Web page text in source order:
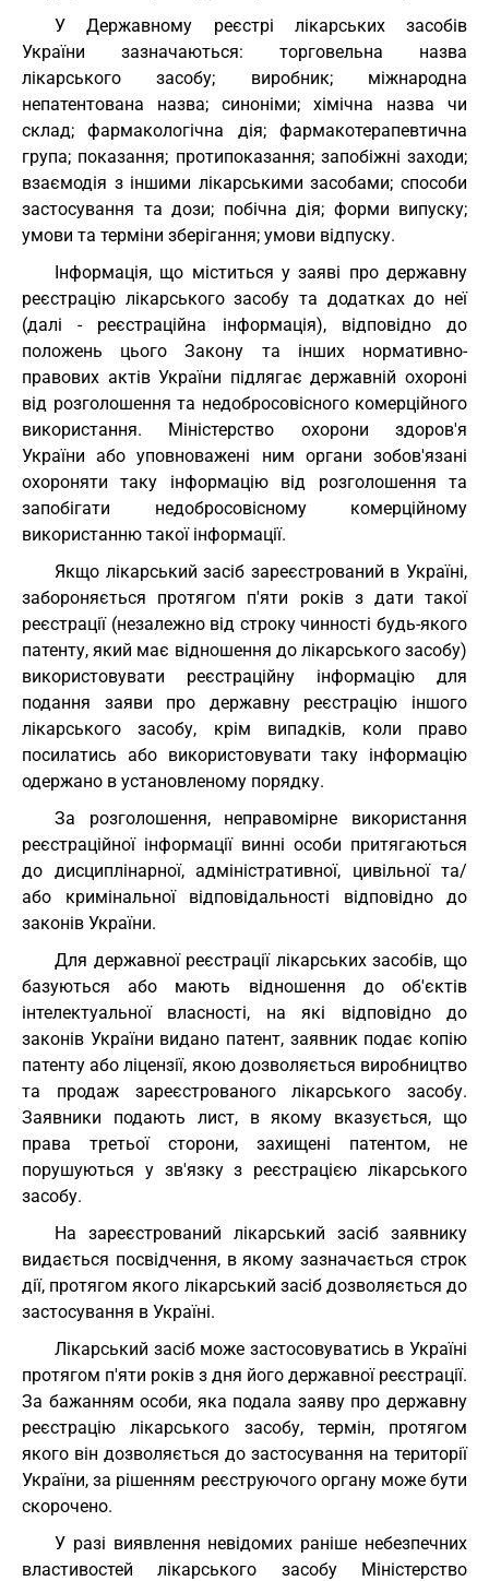
У Державному реєстрі лікарських засобів
України зазначаються: торговельна назва
лікарського засобу; виробник; міжнародна
непатентована назва; синоніми; хімічна назва чи
склад; фармакологічна дія; фармакотерапевтична
група; показання; протипоказання; запобіжні заходи;
взаємодія з іншими лікарськими засобами; способи
застосування та дози; побічна дія; форми випуску;
умови та терміни зберігання; умови відпуску.
Інформація, що міститься у заяві про державну
реєстрацію лікарського засобу та додатках до неї
(далі - реєстраційна інформація), відповідно до
положень цього Закону та інших нормативно-
правових актів України підлягає державній охороні
від розголошення та недобросовісного комерційного
використання. Міністерство охорони здоров'я
України або уповноважені ним органи зобов'язані
охороняти таку інформацію від розголошення та
запобігати недобросовісному комерційному
використанню такої інформації.
Якщо лікарський засіб зареєстрований в Україні,
забороняється протягом п'яти років з дати такої
реєстрації (незалежно від строку чинності будь-якого
патенту, який має відношення до лікарського засобу)
використовувати реєстраційну інформацію для
подання заяви про державну реєстрацію іншого
лікарського засобу, крім випадків, коли право
посилатись або використовувати таку інформацію
одержано в установленому порядку.
За розголошення, неправомірне використання
реєстраційної інформації винні особи притягаються
до дисциплінарної, адміністративної, цивільної та/
або кримінальної відповідальності відповідно до
законів України.
Для державної реєстрації лікарських засобів, що
базуються або мають відношення до об'єктів
інтелектуальної власності, на які відповідно до
законів України видано патент, заявник подає копію
патенту або ліцензії, якою дозволяється виробництво
та продаж зареєстрованого лікарського засобу.
Заявники подають лист, в якому вказується, що
права третьої сторони, захищені патентом, не
порушуються у зв'язку з реєстрацією лікарського
засобу.
На зареєстрований лікарський засіб заявнику
видається посвідчення, в якому зазначається строк
дії, протягом якого лікарський засіб дозволяється до
застосування в Україні.
Лікарський засіб може застосовуватись в Україні
протягом п'яти років з дня його державної реєстрації.
За бажанням особи, яка подала заяву про державну
реєстрацію лікарського засобу, термін, протягом
якого він дозволяється до застосування на території
України, за рішенням реєструючого органу може бути
скорочено.
У разі виявлення невідомих раніше небезпечних
властивостей лікарського засобу Міністерство